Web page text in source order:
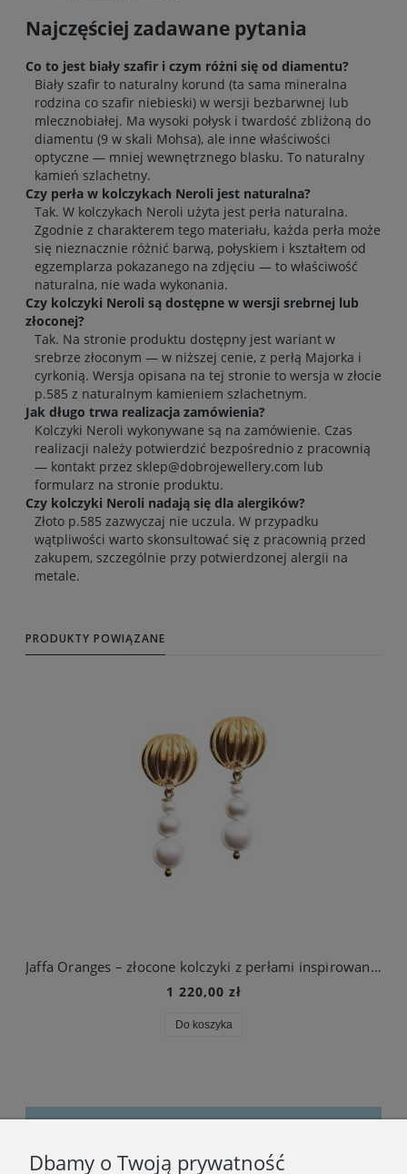
Najczęściej zadawane pytania
Co to jest biały szafir i czym różni się od diamentu?
Biały szafir to naturalny korund (ta sama mineralna
rodzina co szafir niebieski) w wersji bezbarwnej lub
mlecznobiałej. Ma wysoki połysk i twardość zbliżoną do
diamentu (9 w skali Mohsa), ale inne właściwości
optyczne — mniej wewnętrznego blasku. To naturalny
kamień szlachetny.
Czy perła w kolczykach Neroli jest naturalna?
Tak. W kolczykach Neroli użyta jest perła naturalna.
Zgodnie z charakterem tego materiału, każda perła może
się nieznacznie różnić barwą, połyskiem i kształtem od
egzemplarza pokazanego na zdjęciu — to właściwość
naturalna, nie wada wykonania.
Czy kolczyki Neroli są dostępne w wersji srebrnej lub
złoconej?
Tak. Na stronie produktu dostępny jest wariant w
srebrze złoconym — w niższej cenie, z perłą Majorka i
cyrkonią. Wersja opisana na tej stronie to wersja w złocie
p.585 z naturalnym kamieniem szlachetnym.
Jak długo trwa realizacja zamówienia?
Kolczyki Neroli wykonywane są na zamówienie. Czas
realizacji należy potwierdzić bezpośrednio z pracownią
— kontakt przez sklep@dobrojewellery.com lub
formularz na stronie produktu.
Czy kolczyki Neroli nadają się dla alergików?
Złoto p.585 zazwyczaj nie uczula. W przypadku
wątpliwości warto skonsultować się z pracownią przed
zakupem, szczególnie przy potwierdzonej alergii na
metale.
PRODUKTY POWIĄZANE
Jaffa Oranges – złocone kolczyki z perłami inspirowane pomarańczami Jaffy
1 220,00 zł
Do koszyka
Bądźmy w kontakcie
Dbamy o Twoją prywatność